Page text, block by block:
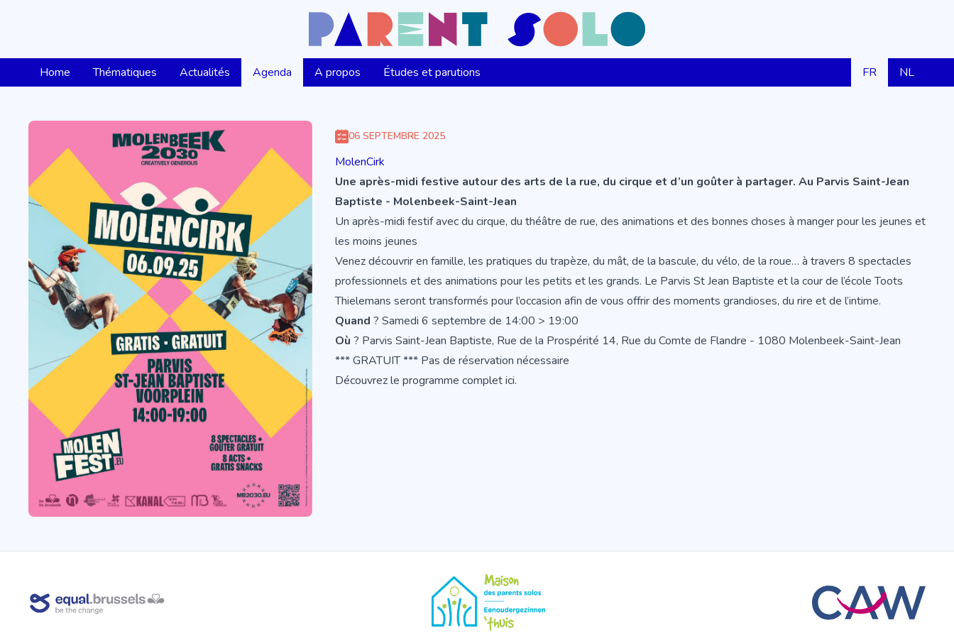
Home Thématiques Actualités Agenda A propos Études et parutions FR NL
06 SEPTEMBRE 2025
MolenCirk
Une après-midi festive autour des arts de la rue, du cirque et d’un goûter à partager. Au Parvis Saint-Jean
Baptiste - Molenbeek-Saint-Jean
Un après-midi festif avec du cirque, du théâtre de rue, des animations et des bonnes choses à manger pour les jeunes et
les moins jeunes
Venez découvrir en famille, les pratiques du trapèze, du mât, de la bascule, du vélo, de la roue… à travers 8 spectacles
professionnels et des animations pour les petits et les grands. Le Parvis St Jean Baptiste et la cour de l’école Toots
Thielemans seront transformés pour l’occasion afin de vous offrir des moments grandioses, du rire et de l’intime.
Quand ? Samedi 6 septembre de 14:00 > 19:00
Où ? Parvis Saint-Jean Baptiste, Rue de la Prospérité 14, Rue du Comte de Flandre - 1080 Molenbeek-Saint-Jean
*** GRATUIT *** Pas de réservation nécessaire
Découvrez le programme complet ici.